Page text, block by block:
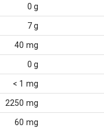
0 g
7 g
40 mg
0 g
< 1 mg
2250 mg
60 mg